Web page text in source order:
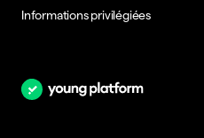
Informations privilégiées